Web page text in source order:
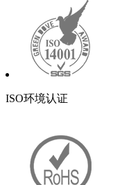
ISO环境认证